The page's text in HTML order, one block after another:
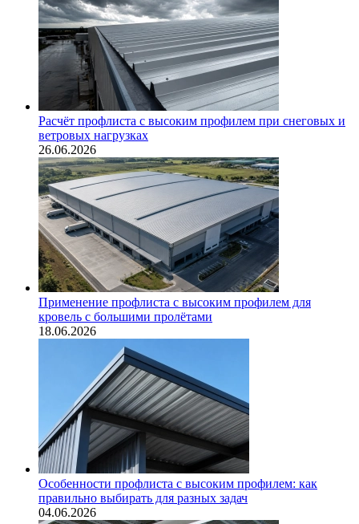
Расчёт профлиста с высоким профилем при снеговых и
ветровых нагрузках
26.06.2026
Применение профлиста с высоким профилем для
кровель с большими пролётами
18.06.2026
Особенности профлиста с высоким профилем: как
правильно выбирать для разных задач
04.06.2026